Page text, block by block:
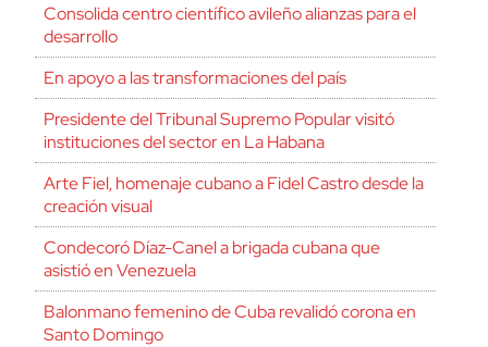
Consolida centro científico avileño alianzas para el
desarrollo
En apoyo a las transformaciones del país
Presidente del Tribunal Supremo Popular visitó
instituciones del sector en La Habana
Arte Fiel, homenaje cubano a Fidel Castro desde la
creación visual
Condecoró Díaz-Canel a brigada cubana que
asistió en Venezuela
Balonmano femenino de Cuba revalidó corona en
Santo Domingo